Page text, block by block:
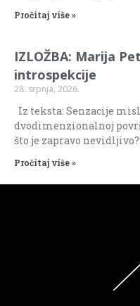
Pročitaj više »
IZLOŽBA: Marija
introspekcije
28. srpnja, 2026.
Iz teksta: Senzacije
dvodimenzionalnoj
što je zapravo
Pročitaj više »